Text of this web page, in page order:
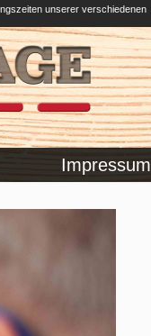
unserer verschiedenen
Impressum